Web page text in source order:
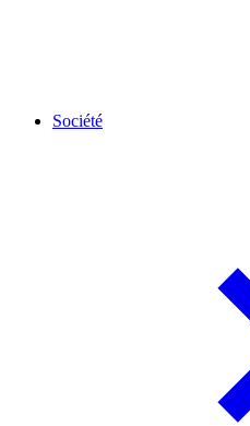
Société